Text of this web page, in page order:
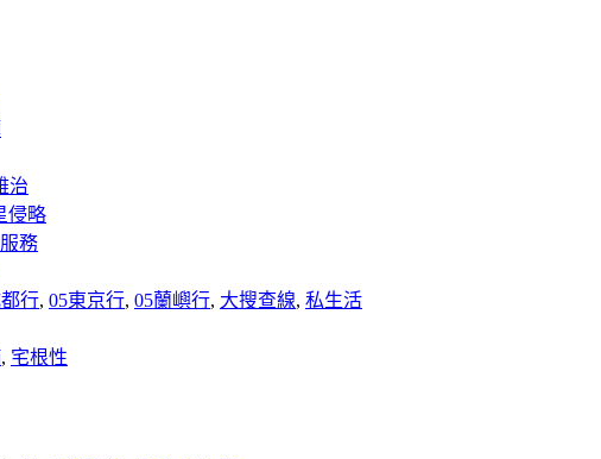
治
侵略
務
行, 05東京行, 05蘭嶼行, 大搜查線, 私生活
, 宅根性